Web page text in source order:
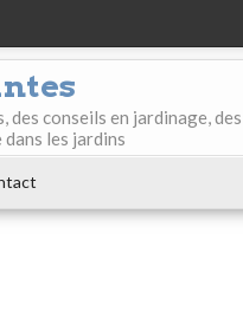
des conseils en jardinage,
les jardins